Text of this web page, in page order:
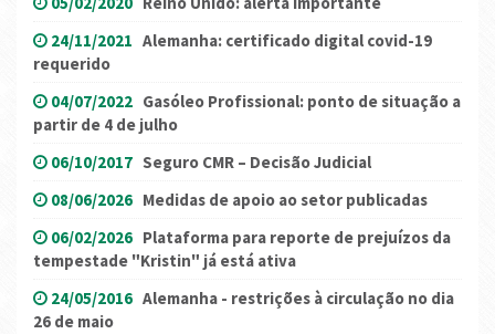
24/11/2021 Alemanha: certificado digital covid-19
requerido
04/07/2022 Gasóleo Profissional: ponto de situação a
partir de 4 de julho
06/10/2017 Seguro CMR – Decisão Judicial
08/06/2026 Medidas de apoio ao setor publicadas
06/02/2026 Plataforma para reporte de prejuízos da
tempestade "Kristin" já está ativa
24/05/2016 Alemanha - restrições à circulação no dia
26 de maio